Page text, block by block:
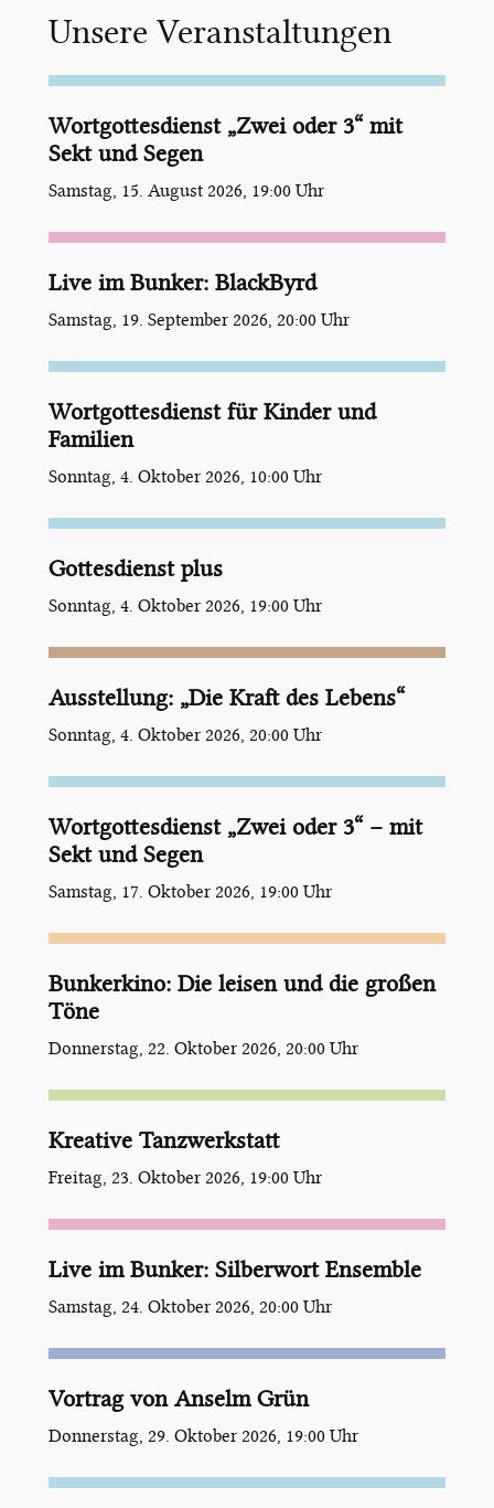
Unsere Veranstaltungen
Wortgottesdienst „Zwei oder 3“ mit
Sekt und Segen
Samstag, 15. August 2026, 19:00 Uhr
Live im Bunker: BlackByrd
Samstag, 19. September 2026, 20:00 Uhr
Wortgottesdienst für Kinder und
Familien
Sonntag, 4. Oktober 2026, 10:00 Uhr
Gottesdienst plus
Sonntag, 4. Oktober 2026, 19:00 Uhr
Ausstellung: „Die Kraft des Lebens“
Sonntag, 4. Oktober 2026, 20:00 Uhr
Wortgottesdienst „Zwei oder 3“ – mit
Sekt und Segen
Samstag, 17. Oktober 2026, 19:00 Uhr
Bunkerkino: Die leisen und die großen
Töne
Donnerstag, 22. Oktober 2026, 20:00 Uhr
Kreative Tanzwerkstatt
Freitag, 23. Oktober 2026, 19:00 Uhr
Live im Bunker: Silberwort Ensemble
Samstag, 24. Oktober 2026, 20:00 Uhr
Vortrag von Anselm Grün
Donnerstag, 29. Oktober 2026, 19:00 Uhr